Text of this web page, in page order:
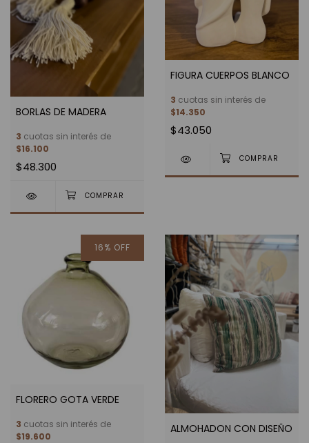
BORLAS DE MADERA
3 cuotas sin interés de
$16.100
$48.300
FIGURA CUERPOS BLANCO
3 cuotas sin interés de
$14.350
$43.050
16% OFF
FLORERO GOTA VERDE
3 cuotas sin interés de
$19.600
ALMOHADON CON DISEÑO